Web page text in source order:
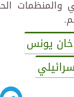
والمنظمات
خان يونس